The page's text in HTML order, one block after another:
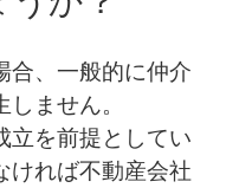
合、一般的に仲介
ません。
立を前提としてい
ければ不動産会社